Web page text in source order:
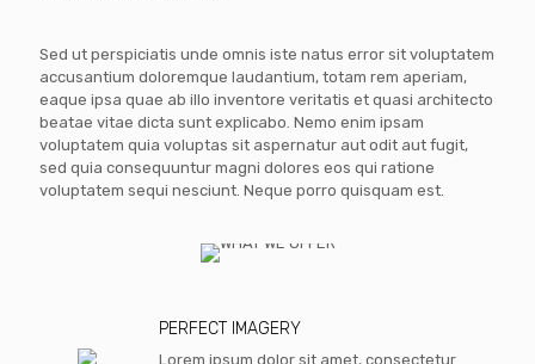
Sed ut perspiciatis unde omnis iste natus error sit voluptatem
accusantium doloremque laudantium, totam rem aperiam,
eaque ipsa quae ab illo inventore veritatis et quasi architecto
beatae vitae dicta sunt explicabo. Nemo enim ipsam
voluptatem quia voluptas sit aspernatur aut odit aut fugit,
sed quia consequuntur magni dolores eos qui ratione
voluptatem sequi nesciunt. Neque porro quisquam est.
PERFECT IMAGERY
Lorem ipsum dolor sit amet, consectetur